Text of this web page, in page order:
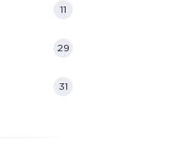
11
29
31